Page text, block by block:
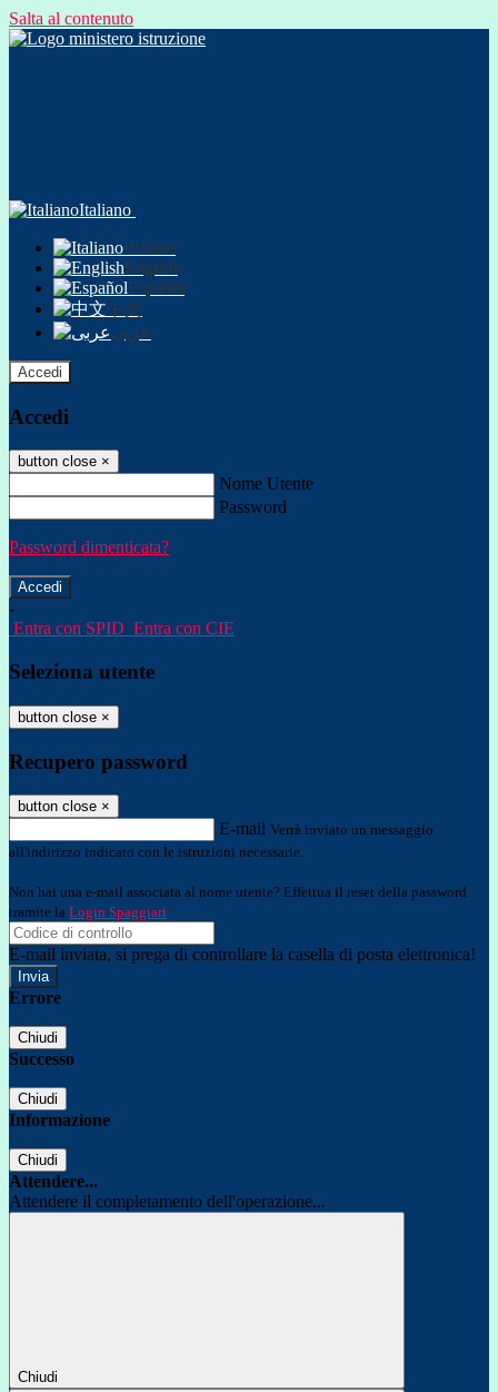
Salta al contenuto
Italiano
Italiano
English
Español
中文
عربى
Accedi
Accedi
button close ×
Nome Utente
Password
Password dimenticata?
-
Entra con SPID Entra con CIE
Seleziona utente
button close ×
Recupero password
button close ×
E-mail Verrà inviato un messaggio
all'indirizzo indicato con le istruzioni necessarie.
Non hai una e-mail associata al nome utente? Effettua il reset della password
tramite la Login Spaggiari
E-mail inviata, si prega di controllare la casella di posta elettronica!
Errore
Chiudi
Successo
Chiudi
Informazione
Chiudi
Attendere...
Attendere il completamento dell'operazione...
Chiudi